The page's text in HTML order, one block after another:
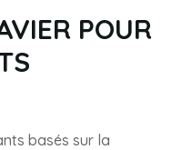
POUR
basés sur la